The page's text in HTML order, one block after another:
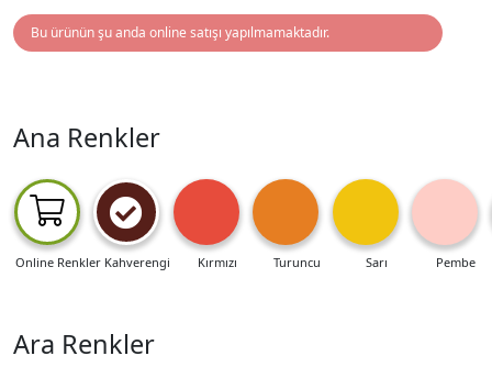
Bu ürünün şu anda online satışı yapılmamaktadır.
Ana Renkler
Online Renkler Kahverengi Kırmızı Turuncu Sarı Pembe
Ara Renkler